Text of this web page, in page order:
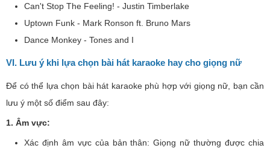
Can't Stop The Feeling! - Justin Timberlake
Uptown Funk - Mark Ronson ft. Bruno Mars
Dance Monkey - Tones and I
VI. Lưu ý khi lựa chọn bài hát karaoke hay cho giọng nữ
Để có thể lựa chọn bài hát karaoke phù hợp với giọng nữ, bạn cần
lưu ý một số điểm sau đây:
1. Âm vực:
Xác định âm vực của bản thân: Giọng nữ thường được chia